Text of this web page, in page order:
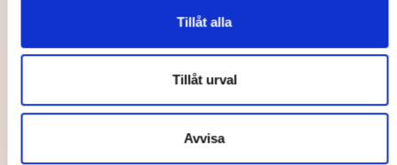
Tillåt alla
Tillåt urval
Avvisa
unik handel
Evenemang Film, litteratur, konst